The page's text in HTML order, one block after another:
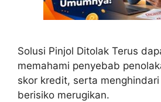
Solusi Pinjol Ditolak Terus
memahami penyebab
skor kredit, serta
berisiko merugikan.